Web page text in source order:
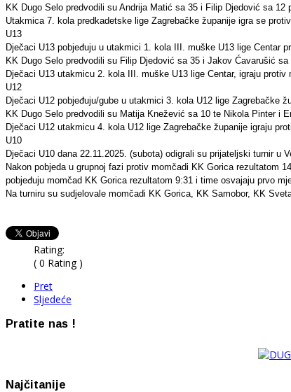
KK Dugo Selo predvodili su Andrija Matić sa 35 i Filip Djedović sa 12
Utakmica 7. kola predkadetske lige Zagrebačke županije igra se
U13
Dječaci U13 pobjeđuju u utakmici 1. kola III. muške U13 lige Centar
KK Dugo Selo predvodili su Filip Djedović sa 35 i Jakov Ćavarušić sa
Dječaci U13 utakmicu 2. kola III. muške U13 lige Centar, igraju
U12
Dječaci U12 pobjeđuju/gube u utakmici 3. kola U12 lige Zagrebačke
KK Dugo Selo predvodili su Matija Knežević sa 10 te Nikola Pinter i
Dječaci U12 utakmicu 4. kola U12 lige Zagrebačke županije igraju
U10
Dječaci U10 dana 22.11.2025. (subota) odigrali su prijateljski turnir u
Nakon pobjeda u grupnoj fazi protiv momčadi KK Gorica rezultatom
pobjeđuju momčad KK Gorica rezultatom 9:31 i time osvajaju prvo
Na turniru su sudjelovale momčadi KK Gorica, KK Samobor, KK
Rating:
( 0 Rating )
Pret
Sljedeće
Pratite nas !
Najčitanije